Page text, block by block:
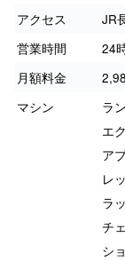
アクセス
JR
営業時間
24
月額料金
マシン
ラ
エ
ア
レ
ラ
チ
シ